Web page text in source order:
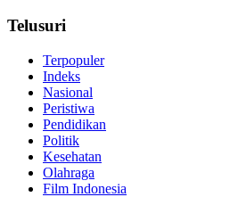
Telusuri
Terpopuler
Indeks
Nasional
Peristiwa
Pendidikan
Politik
Kesehatan
Olahraga
Film Indonesia